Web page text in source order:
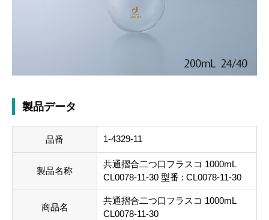
製品データ
品番 1-4329-11
製品名称
共通摺合二つ口フラスコ 1000mL
CL0078-11-30 型番 : CL0078-11-30
商品名
共通摺合二つ口フラスコ 1000mL
CL0078-11-30